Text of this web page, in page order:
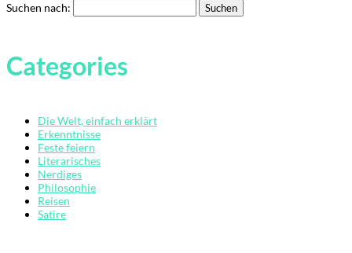
Literarisches
Suchen nach:
Categories
Die Welt, einfach erklärt
Erkenntnisse
Feste feiern
Literarisches
Nerdiges
Philosophie
Reisen
Satire